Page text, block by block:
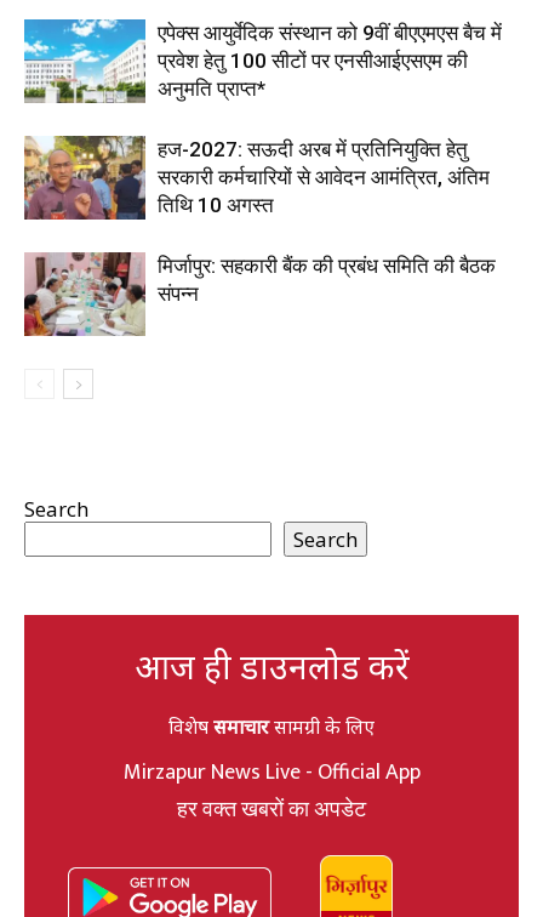
एपेक्स आयुर्वेदिक संस्थान को 9वीं बीएएमएस बैच में
प्रवेश हेतु 100 सीटों पर एनसीआईएसएम की
अनुमति प्राप्त*
हज-2027: सऊदी अरब में प्रतिनियुक्ति हेतु
सरकारी कर्मचारियों से आवेदन आमंत्रित, अंतिम
तिथि 10 अगस्त
मिर्जापुर: सहकारी बैंक की प्रबंध समिति की बैठक
संपन्न
Search
Search
आज ही डाउनलोड करें
विशेषसमाचारसामग्री के लिए
Mirzapur News Live - Official App
हर वक्त खबरों का अपडेट